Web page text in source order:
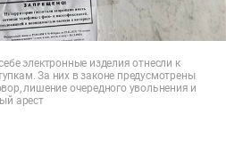
электронные изделия отнесли к
За них в законе предусмотрены
лишение очередного увольнения и
арест